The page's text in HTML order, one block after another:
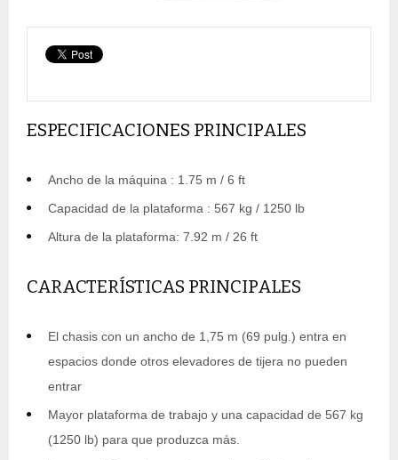
ESPECIFICACIONES PRINCIPALES
Ancho de la máquina : 1.75 m / 6 ft
Capacidad de la plataforma : 567 kg / 1250 lb
Altura de la plataforma: 7.92 m / 26 ft
CARACTERÍSTICAS PRINCIPALES
El chasis con un ancho de 1,75 m (69 pulg.) entra en
espacios donde otros elevadores de tijera no pueden
entrar
Mayor plataforma de trabajo y una capacidad de 567 kg
(1250 lb) para que produzca más.